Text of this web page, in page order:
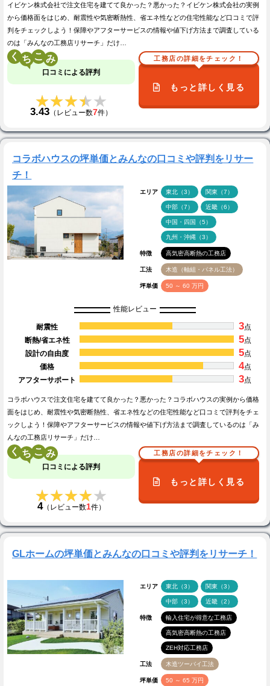
イビケン株式会社で注文住宅を建てて良かった？悪かった？イビケン株式会社の実例
から価格面をはじめ、耐震性や気密断熱性、省エネ性などの住宅性能など口コミで評
判をチェックしよう！保障やアフターサービスの情報や値下げ方法まで調査している
のは「みんなの工務店リサーチ」だけ…
く こ
口コミによる評判
★★★★★
★★★★★
3.43 （レビュー数7件）
工務店の詳細をチェック！
もっと詳しく見る
コラボハウスの坪単価とみんなの口コミや評判をリサー
チ！
エリア 東北（3） 関東（7）
中部（7） 近畿（6）
中国・四国（5）
九州・沖縄（3）
特徴 高気密高断熱の工務店
工法 木造（軸組・パネル工法）
坪単価 50 ～ 60 万円
性能レビュー
耐震性 3点
断熱/省エネ性
5点
設計の自由度
5点
価格
4点
アフターサポート
3点
コラボハウスで注文住宅を建てて良かった？悪かった？コラボハウスの実例から価格
面をはじめ、耐震性や気密断熱性、省エネ性などの住宅性能など口コミで評判をチェ
ックしよう！保障やアフターサービスの情報や値下げ方法まで調査しているのは「み
んなの工務店リサーチ」だけ…
く こ
口コミによる評判
★★★★★
★★★★★
4（レビュー数1件）
工務店の詳細をチェック！
もっと詳しく見る
GLホームの坪単価とみんなの口コミや評判をリサーチ！
エリア 東北（3） 関東（3）
中部（3） 近畿（2）
特徴 輸入住宅が得意な工務店
高気密高断熱の工務店
ZEH対応工務店
工法 木造ツーバイ工法
坪単価 50 ～ 65 万円